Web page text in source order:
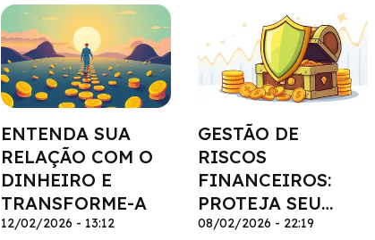
ENTENDA SUA
RELAÇÃO COM O
DINHEIRO E
TRANSFORME-A
12/02/2026 - 13:12
GESTÃO DE
RISCOS
FINANCEIROS:
PROTEJA SEU
PATRIMÔNIO
08/02/2026 - 22:19